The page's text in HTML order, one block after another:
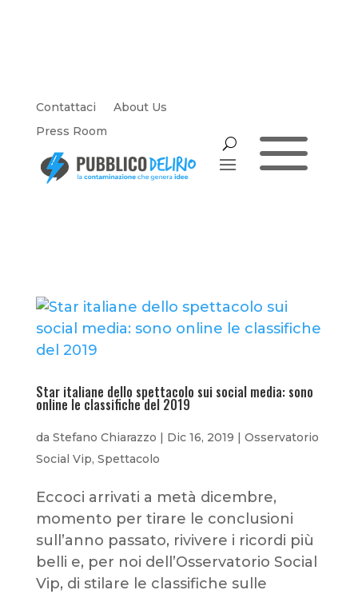
Contattaci
About Us
Press Room
a
Star italiane dello spettacolo sui social media: sono
online le classifiche del 2019
da Stefano Chiarazzo | Dic 16, 2019 | Osservatorio
Social Vip, Spettacolo
Eccoci arrivati a metà dicembre,
momento per tirare le conclusioni
sull’anno passato, rivivere i ricordi più
belli e, per noi dell’Osservatorio Social
Vip, di stilare le classifiche sulle